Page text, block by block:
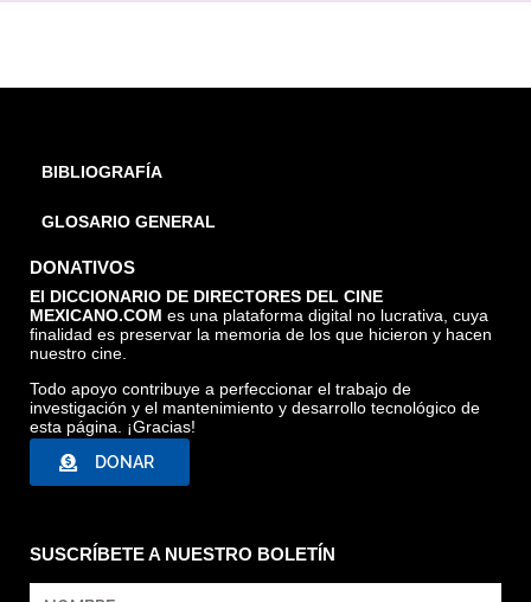
BIBLIOGRAFÍA
GLOSARIO GENERAL
DONATIVOS
El DICCIONARIO DE DIRECTORES DEL CINE
MEXICANO.COM es una plataforma digital no lucrativa, cuya
finalidad es preservar la memoria de los que hicieron y hacen
nuestro cine.
Todo apoyo contribuye a perfeccionar el trabajo de
investigación y el mantenimiento y desarrollo tecnológico de
esta página. ¡Gracias!
DONAR
SUSCRÍBETE A NUESTRO BOLETÍN